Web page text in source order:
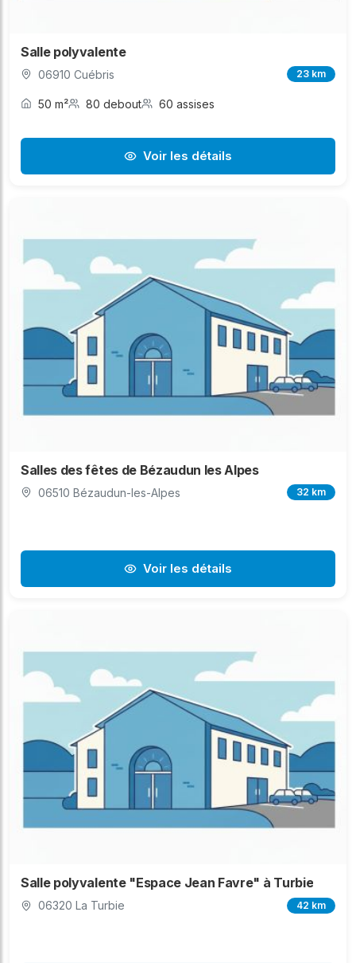
Salle polyvalente
06910 Cuébris 23 km
50 m² 80 debout 60 assises
Voir les détails
Salles des fêtes de Bézaudun les Alpes
06510 Bézaudun-les-Alpes 32 km
Voir les détails
Salle polyvalente "Espace Jean Favre" à Turbie
06320 La Turbie 42 km